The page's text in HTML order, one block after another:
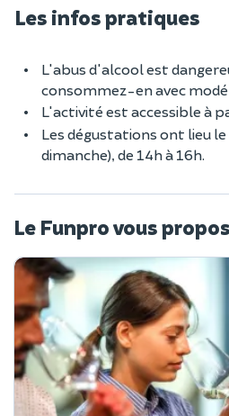
Les infos pratiques
L'abus d'alcool est
consommez-en avec
L'activité est accessible à
Les dégustations ont lieu
dimanche), de 14h à 16h.
Le Funpro vous